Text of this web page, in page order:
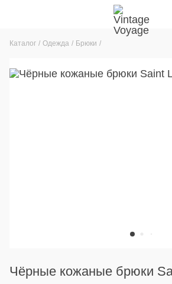
Каталог Одежда Брюки
Чёрные кожаные брюки